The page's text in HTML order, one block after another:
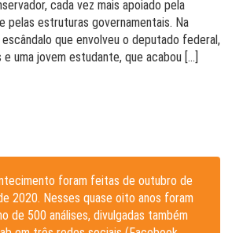
cada vez mais apoiado pela
pelas estruturas governamentais. Na
que envolveu o deputado federal,
uma jovem estudante, que acabou […]
foram feitas de outubro de
2020. Nesses quase oito anos foram
de 500 análises, divulgadas também